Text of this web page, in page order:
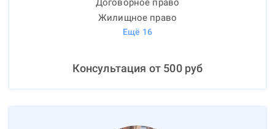
Договорное право
Жилищное право
Ещё 16
Консультация от 500руб